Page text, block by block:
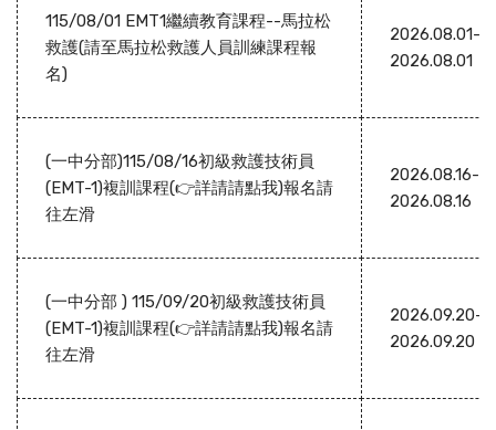
115/08/01 EMT1繼續教育課程--馬拉松
救護(請至馬拉松救護人員訓練課程報
名)
2026.08.01-
2026.08.01
(一中分部)115/08/16初級救護技術員
(EMT-1)複訓課程(👉詳請請點我)報名請
往左滑
2026.08.16-
2026.08.16
(一中分部 ) 115/09/20初級救護技術員
(EMT-1)複訓課程(👉詳請請點我)報名請
往左滑
2026.09.20-
2026.09.20